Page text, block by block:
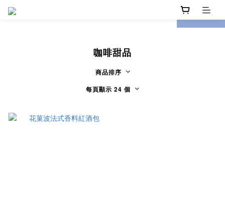
prev
咖啡甜品
商品排序
每頁顯示 24 個